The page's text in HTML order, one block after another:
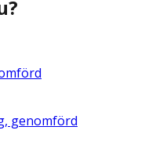
genomförd